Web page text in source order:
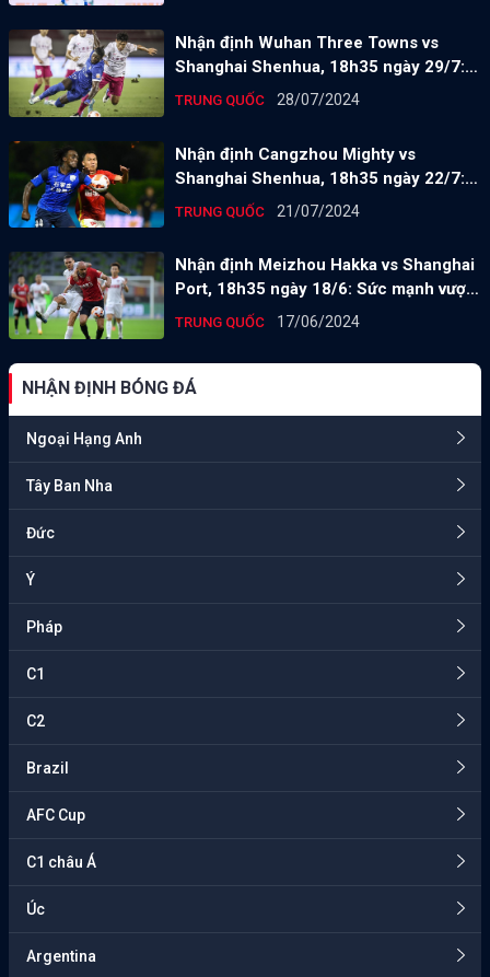
Nhận định Wuhan Three Towns vs
Shanghai Shenhua, 18h35 ngày 29/7:
Sức mạnh khó cưỡng
TRUNG QUỐC 28/07/2024
Nhận định Cangzhou Mighty vs
Shanghai Shenhua, 18h35 ngày 22/7:
Mồi ngon khó bỏ
TRUNG QUỐC 21/07/2024
Nhận định Meizhou Hakka vs Shanghai
Port, 18h35 ngày 18/6: Sức mạnh vượt
trội
TRUNG QUỐC 17/06/2024
NHẬN ĐỊNH BÓNG ĐÁ
Ngoại Hạng Anh
Tây Ban Nha
Đức
Ý
Pháp
C1
C2
Brazil
AFC Cup
C1 châu Á
Úc
Argentina